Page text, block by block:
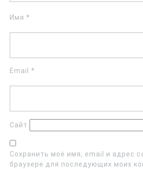
Имя *
Email *
Сайт
Сохранить моё имя, email и адрес
браузере для последующих моих